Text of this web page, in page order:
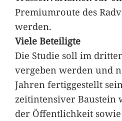
Premiumroute des
werden.
Viele Beteiligte
Die Studie soll im
vergeben werden und
Jahren fertiggestellt
zeitintensiver Baustein
der Öffentlichkeit